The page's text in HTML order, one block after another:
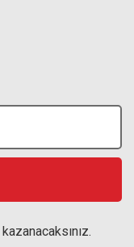
kazanacaksınız.